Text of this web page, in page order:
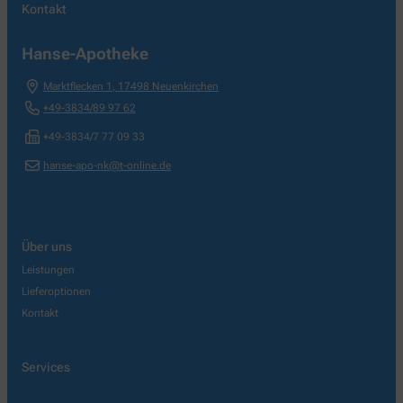
Kontakt
Hanse-Apotheke
Marktflecken 1 17498 Neuenkirchen
+49-3834/89 97 62
+49-3834/7 77 09 33
hanse-apo-nk@t-online.de
Über uns
Leistungen
Lieferoptionen
Kontakt
Services